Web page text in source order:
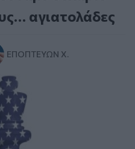
αγιατολάδες
ΕΠΟΠΤΕΎΩΝ Χ.